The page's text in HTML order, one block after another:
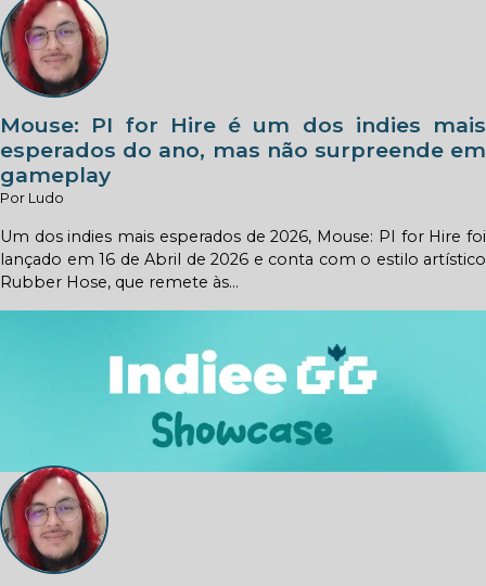
Mouse: PI for Hire é um dos indies mais
esperados do ano, mas não surpreende em
gameplay
Por Ludo
Um dos indies mais esperados de 2026, Mouse: PI for Hire foi
lançado em 16 de Abril de 2026 e conta com o estilo artístico
Rubber Hose, que remete às...